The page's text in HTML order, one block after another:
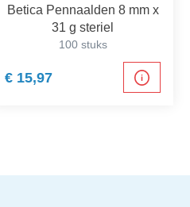
Betica Pennaalden 8 mm x
31 g steriel
100 stuks
€ 15,97